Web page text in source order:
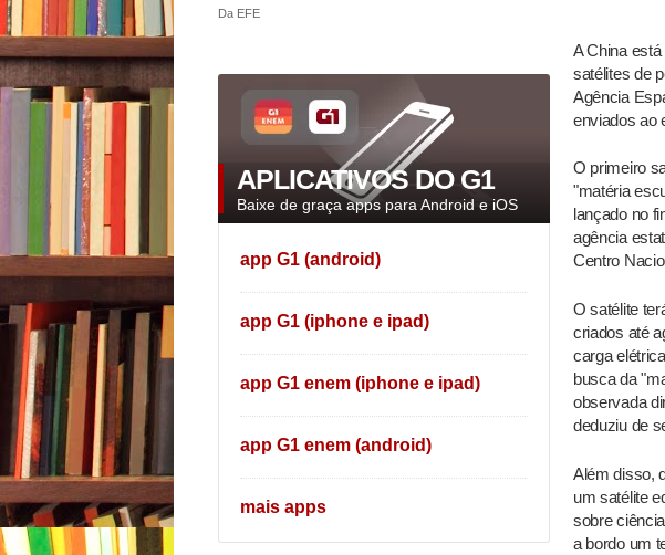
Da EFE
APLICATIVOS DO G1
Baixe de graça apps para Android e iOS
app G1 (android)
app G1 (iphone e ipad)
app G1 enem (iphone e ipad)
app G1 enem (android)
mais apps
A China
satélites de
Agência
enviados ao
O primeiro
"matéria
lançado no
agência
Centro
O satélite
criados até
carga
busca da
observada
deduziu de
Além disso,
um satélite
sobre
a bordo um